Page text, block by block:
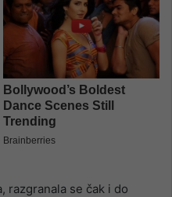
razgranala se čak i do